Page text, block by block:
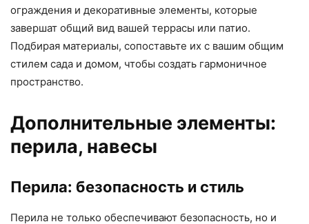
ограждения и декоративные элементы, которые
завершат общий вид вашей террасы или патио.
Подбирая материалы, сопоставьте их с вашим общим
стилем сада и домом, чтобы создать гармоничное
пространство.
Дополнительные элементы:
перила, навесы
Перила: безопасность и стиль
Перила не только обеспечивают безопасность, но и